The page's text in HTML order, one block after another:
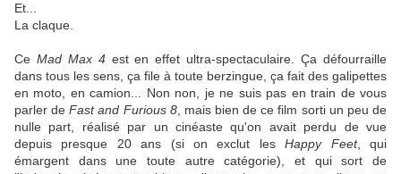
Et...
La claque.
Ce Mad Max 4est en effet ultra-spectaculaire. Ça défourraille
dans tous les sens, ça file à toute berzingue, ça fait des galipettes
en moto, en camion... Non non, je ne suis pas en train de vous
parler deFast and Furious 8, mais bien de ce film sorti un peu de
nulle part, réalisé par un cinéaste qu'on avait perdu de vue
depuis presque 20 ans (si on exclut lesHappy Feet, qui
émargent dans une toute autre catégorie), et qui sort de